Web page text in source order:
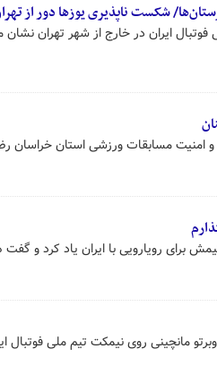
شکست ناپذیری یوزها دور از
ایران در خارج از شهر تهران نشان
امنیت مسابقات ورزشی استان خراسان
برای رویارویی با ایران یاد کرد و
مانچینی روی نیمکت تیم ملی